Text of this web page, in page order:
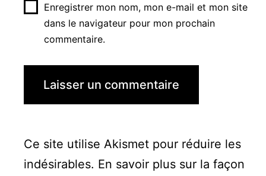
Enregistrer mon nom, mon e-mail et mon site
dans le navigateur pour mon prochain
commentaire.
Ce site utilise Akismet pour réduire les
indésirables. En savoir plus sur la façon